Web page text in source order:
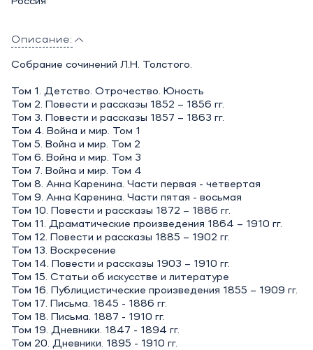
Описание:
Собрание сочинений Л.Н. Толстого.
Том 1. Детство. Отрочество. Юность
Том 2. Повести и рассказы 1852 – 1856 гг.
Том 3. Повести и рассказы 1857 – 1863 гг.
Том 4. Война и мир. Том 1
Том 5. Война и мир. Том 2
Том 6. Война и мир. Том 3
Том 7. Война и мир. Том 4
Том 8. Анна Каренина. Части первая - четвертая
Том 9. Анна Каренина. Части пятая - восьмая
Том 10. Повести и рассказы 1872 – 1886 гг.
Том 11. Драматические произведения 1864 – 1910 гг.
Том 12. Повести и рассказы 1885 – 1902 гг.
Том 13. Воскресение
Том 14. Повести и рассказы 1903 – 1910 гг.
Том 15. Статьи об искусстве и литературе
Том 16. Публицистические произведения 1855 – 1909 гг.
Том 17. Письма. 1845 - 1886 гг.
Том 18. Письма. 1887 - 1910 гг.
Том 19. Дневники. 1847 - 1894 гг.
Том 20. Дневники. 1895 - 1910 гг.